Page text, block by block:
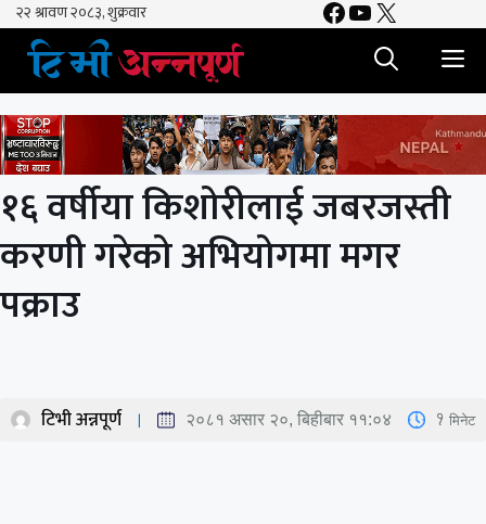
Skip
content
Facebook
YouTube
X
१६ वर्षीया किशोरीलाई जबरजस्ती
करणी गरेको अभियोगमा मगर
पक्राउ
टिभी अन्नपूर्ण २०८१ असार २०, बिहीबार ११:०४ 1 मिनेट